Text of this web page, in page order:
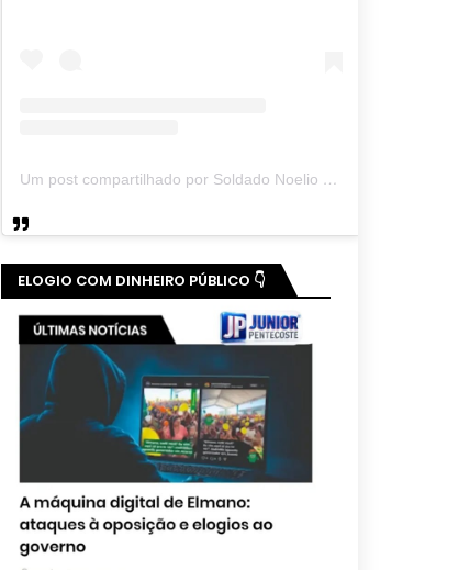
Um post compartilhado por Soldado Noelio (@soldadonoelio)
ELOGIO COM DINHEIRO PÚBLICO 👇